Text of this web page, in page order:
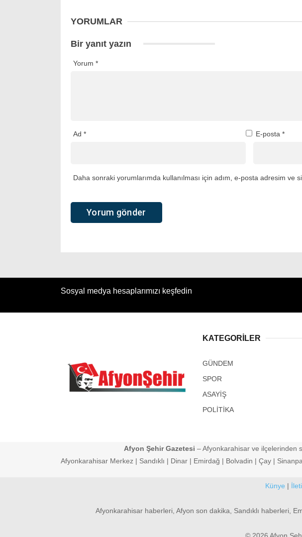
YORUMLAR
Bir yanıt yazın
Yorum *
Ad * E-posta *
Daha sonraki yorumlarımda kullanılması için adım, e-posta adresim ve
Sosyal medya hesaplarımızı keşfedin
KATEGORİLER
GÜNDEM
SPOR
ASAYİŞ
POLİTİKA
Afyon Şehir Gazetesi – Afyonkarahisar ve ilçelerinden
Afyonkarahisar Merkez | Sandıklı | Dinar | Emirdağ | Bolvadin | Çay |
Künye |
Afyonkarahisar haberleri, Afyon son dakika, Sandıklı haberleri,
© 2026 Afyon